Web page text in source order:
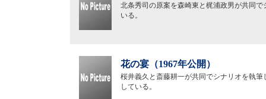
北条秀司の原案を森崎東と梶浦政男が共同
いる。
花の宴（1967年公開）
桜井義久と斎藤耕一が共同でシナリオを執
している。